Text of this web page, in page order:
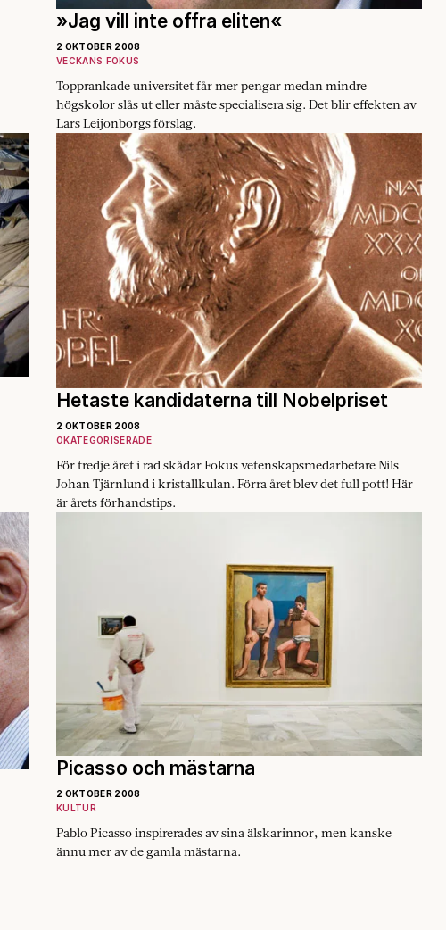
»Jag vill inte offra eliten«
2 OKTOBER 2008
VECKANS FOKUS
Topprankade universitet får mer pengar medan mindre
högskolor slås ut eller måste specialisera sig. Det blir effekten av
Lars Leijonborgs förslag.
Hetaste kandidaterna till Nobelpriset
2 OKTOBER 2008
OKATEGORISERADE
För tredje året i rad skådar Fokus vetenskapsmedarbetare Nils
Johan Tjärnlund i kristallkulan. Förra året blev det full pott! Här
är årets förhandstips.
Picasso och mästarna
2 OKTOBER 2008
KULTUR
Pablo Picasso inspirerades av sina ­älskarinnor, men kanske
ännu mer av de gamla mästarna.